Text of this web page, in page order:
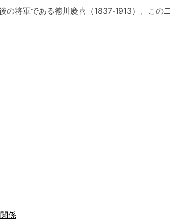
の将軍である徳川慶喜（1837-1913）、この
係